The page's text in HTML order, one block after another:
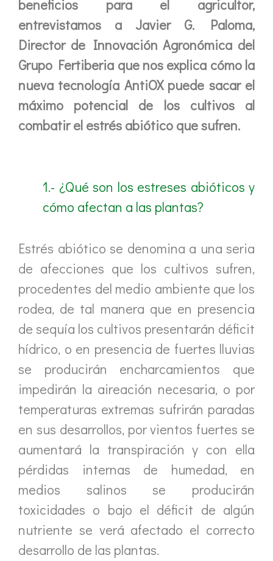
beneficios para el agricultor,
entrevistamos a Javier G. Paloma,
Director de Innovación Agronómica del
Grupo Fertiberia que nos explica cómo la
nueva tecnología AntiOX puede sacar el
máximo potencial de los cultivos al
combatir el estrés abiótico que sufren.
1.- ¿Qué son los estreses abióticos y
cómo afectan a las plantas?
Estrés abiótico se denomina a una seria
de afecciones que los cultivos sufren,
procedentes del medio ambiente que los
rodea, de tal manera que en presencia
de sequía los cultivos presentarán déficit
hídrico, o en presencia de fuertes lluvias
se producirán encharcamientos que
impedirán la aireación necesaria, o por
temperaturas extremas sufrirán paradas
en sus desarrollos, por vientos fuertes se
aumentará la transpiración y con ella
pérdidas internas de humedad, en
medios salinos se producirán
toxicidades o bajo el déficit de algún
nutriente se verá afectado el correcto
desarrollo de las plantas.